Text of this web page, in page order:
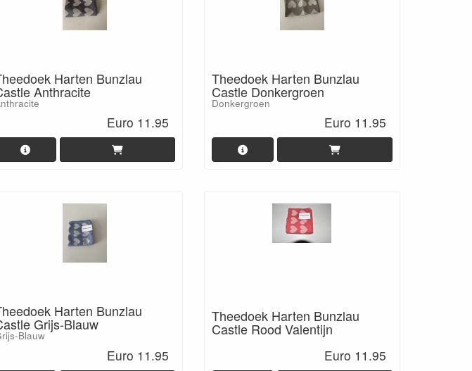
Harten Bunzlau
Anthracite
Euro 11.95
Theedoek Harten Bunzlau
Castle Donkergroen
Donkergroen
Euro 11.95
Harten Bunzlau
Grijs-Blauw
Blauw
Euro 11.95
Theedoek Harten Bunzlau
Castle Rood Valentijn
Euro 11.95